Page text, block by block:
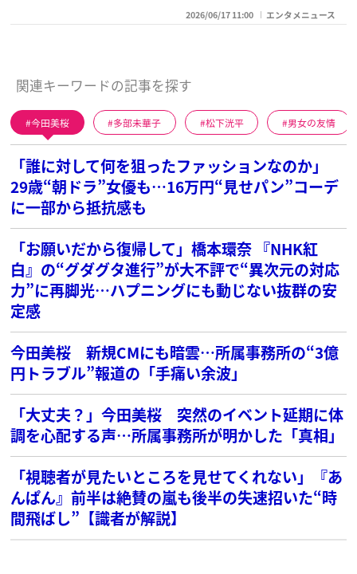
2026/06/17 11:00 エンタメニュース
関連キーワードの記事を探す
今田美桜 多部未華子 松下洸平 男女の友情
「誰に対して何を狙ったファッションなのか」
29歳“朝ドラ”女優も…16万円“見せパン”コーデ
に一部から抵抗感も
「お願いだから復帰して」橋本環奈 『NHK紅
白』の“グダグタ進行”が大不評で“異次元の対応
力”に再脚光…ハプニングにも動じない抜群の安
定感
今田美桜 新規CMにも暗雲…所属事務所の“3億
円トラブル”報道の「手痛い余波」
「大丈夫？」今田美桜 突然のイベント延期に体
調を心配する声…所属事務所が明かした「真相」
「視聴者が見たいところを見せてくれない」『あ
んぱん』前半は絶賛の嵐も後半の失速招いた“時
間飛ばし”【識者が解説】